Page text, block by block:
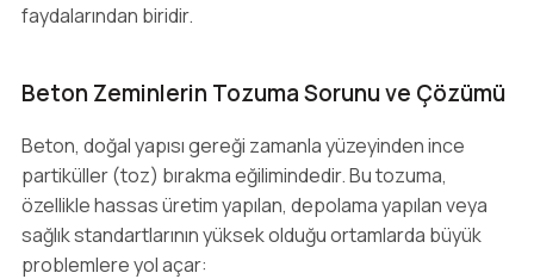
faydalarından biridir.
Beton Zeminlerin Tozuma Sorunu ve Çözümü
Beton, doğal yapısı gereği zamanla yüzeyinden ince
partiküller (toz) bırakma eğilimindedir. Bu tozuma,
özellikle hassas üretim yapılan, depolama yapılan veya
sağlık standartlarının yüksek olduğu ortamlarda büyük
problemlere yol açar: